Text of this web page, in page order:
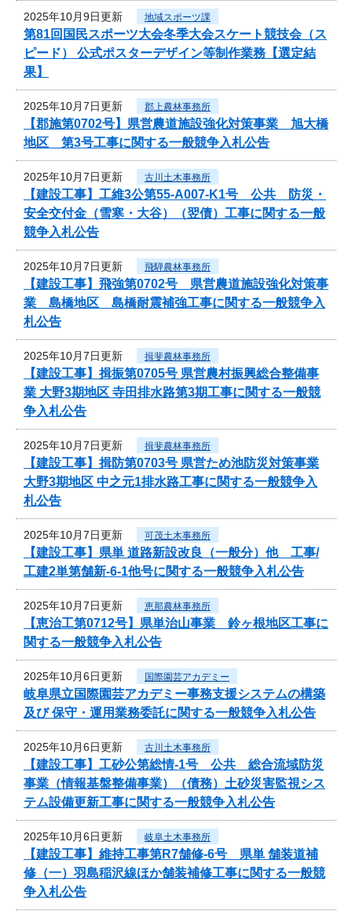
2025年10月9日更新 地域スポーツ課
第81回国民スポーツ大会冬季大会スケート競技会（ス
ピード） 公式ポスターデザイン等制作業務【選定結
果】
2025年10月7日更新 郡上農林事務所
【郡施第0702号】県営農道施設強化対策事業 旭大橋
地区 第3号工事に関する一般競争入札公告
2025年10月7日更新 古川土木事務所
【建設工事】工維3公第55-A007-K1号 公共 防災・
安全交付金（雪寒・大谷）（翌債）工事に関する一般
競争入札公告
2025年10月7日更新 飛騨農林事務所
【建設工事】飛強第0702号 県営農道施設強化対策事
業 島橋地区 島橋耐震補強工事に関する一般競争入
札公告
2025年10月7日更新 揖斐農林事務所
【建設工事】揖振第0705号 県営農村振興総合整備事
業 大野3期地区 寺田排水路第3期工事に関する一般競
争入札公告
2025年10月7日更新 揖斐農林事務所
【建設工事】揖防第0703号 県営ため池防災対策事業
大野3期地区 中之元1排水路工事に関する一般競争入
札公告
2025年10月7日更新 可茂土木事務所
【建設工事】県単 道路新設改良（一般分）他 工事/
工建2単第舗新-6-1他号に関する一般競争入札公告
2025年10月7日更新 恵那農林事務所
【恵治工第0712号】県単治山事業 鈴ヶ根地区工事に
関する一般競争入札公告
2025年10月6日更新 国際園芸アカデミー
岐阜県立国際園芸アカデミー事務支援システムの構築
及び 保守・運用業務委託に関する一般競争入札公告
2025年10月6日更新 古川土木事務所
【建設工事】工砂公第総情-1号 公共 総合流域防災
事業（情報基盤整備事業）（債務）土砂災害監視シス
テム設備更新工事に関する一般競争入札公告
2025年10月6日更新 岐阜土木事務所
【建設工事】維持工事第R7舗修-6号 県単 舗装道補
修（一）羽島稲沢線ほか舗装補修工事に関する一般競
争入札公告